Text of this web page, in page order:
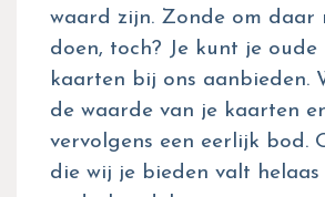
waard zijn. Zonde om daar
doen, toch? Je kunt je oude
kaarten bij ons aanbieden.
de waarde van je kaarten
vervolgens een eerlijk bod.
die wij je bieden valt